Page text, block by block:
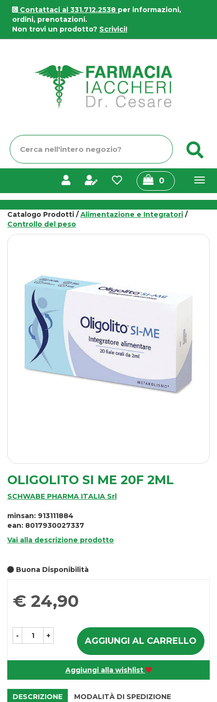
Passa
contenuto
principale
Contattaci al 331.712.2538 per informazioni,
ordini, prenotazioni.
Non trovi un prodotto? Scrivici!
Cerca
Prodotto
0prodotti
inseriti
Catalogo Prodotti /Alimentazione e Integratori /
Controllo del peso
OLIGOLITO SI ME 20F 2ML
SCHWABE PHARMA ITALIA Srl
minsan: 913111884
ean: 8017930027337
Vai alla descrizione prodotto
Buona Disponibilità
Prezzo
€ 24,90
- + AGGIUNGI AL CARRELLO
Aggiungi alla wishlist
DESCRIZIONE
MODALITÀ DI SPEDIZIONE